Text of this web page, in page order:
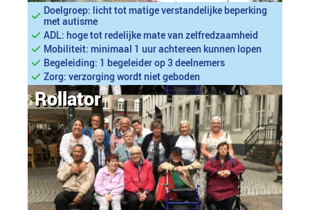
Doelgroep: licht tot matige verstandelijke beperking
met autisme
ADL: hoge tot redelijke mate van zelfredzaamheid
Mobiliteit: minimaal 1 uur achtereen kunnen lopen
Begeleiding: 1 begeleider op 3 deelnemers
Zorg: verzorging wordt niet geboden
Rollator